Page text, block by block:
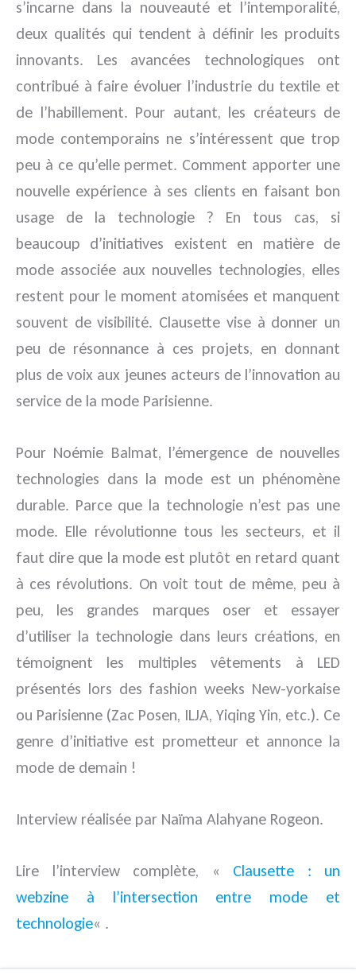
s’incarne dans la nouveauté et l’intemporalité,
deux qualités qui tendent à définir les produits
innovants. Les avancées technologiques ont
contribué à faire évoluer l’industrie du textile et
de l’habillement. Pour autant, les créateurs de
mode contemporains ne s’intéressent que trop
peu à ce qu’elle permet. Comment apporter une
nouvelle expérience à ses clients en faisant bon
usage de la technologie ? En tous cas, si
beaucoup d’initiatives existent en matière de
mode associée aux nouvelles technologies, elles
restent pour le moment atomisées et manquent
souvent de visibilité. Clausette vise à donner un
peu de résonnance à ces projets, en donnant
plus de voix aux jeunes acteurs de l’innovation au
service de la mode Parisienne.
Pour Noémie Balmat, l’émergence de nouvelles
technologies dans la mode est un phénomène
durable. Parce que la technologie n’est pas une
mode. Elle révolutionne tous les secteurs, et il
faut dire que la mode est plutôt en retard quant
à ces révolutions. On voit tout de même, peu à
peu, les grandes marques oser et essayer
d’utiliser la technologie dans leurs créations, en
témoignent les multiples vêtements à LED
présentés lors des fashion weeks New-yorkaise
ou Parisienne (Zac Posen, ILJA, Yiqing Yin, etc.). Ce
genre d’initiative est prometteur et annonce la
mode de demain !
Interview réalisée par Naïma Alahyane Rogeon.
Lire l’interview complète, « Clausette : un
webzine à l’intersection entre mode et
technologie« .